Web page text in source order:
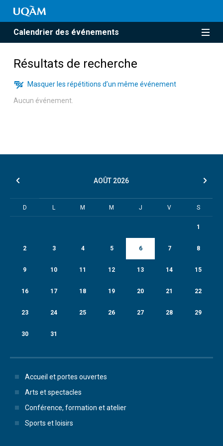
Calendrier des événements
Résultats de recherche
Masquer les répétitions d’un même événement
Aucun événement.
AOÛT 2026
D L M M J V S
1
2 3 4 5 6 7 8
9 10 11 12 13 14 15
16 17 18 19 20 21 22
23 24 25 26 27 28 29
30 31
Accueil et portes ouvertes
Arts et spectacles
Conférence, formation et atelier
Sports et loisirs